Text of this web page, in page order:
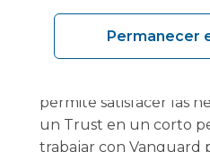
las instalaciones
de descanso que los
merecen. Agregar
permite satisfacer las
un Trust en un corto
trabajar con Vanguard
Permanecer